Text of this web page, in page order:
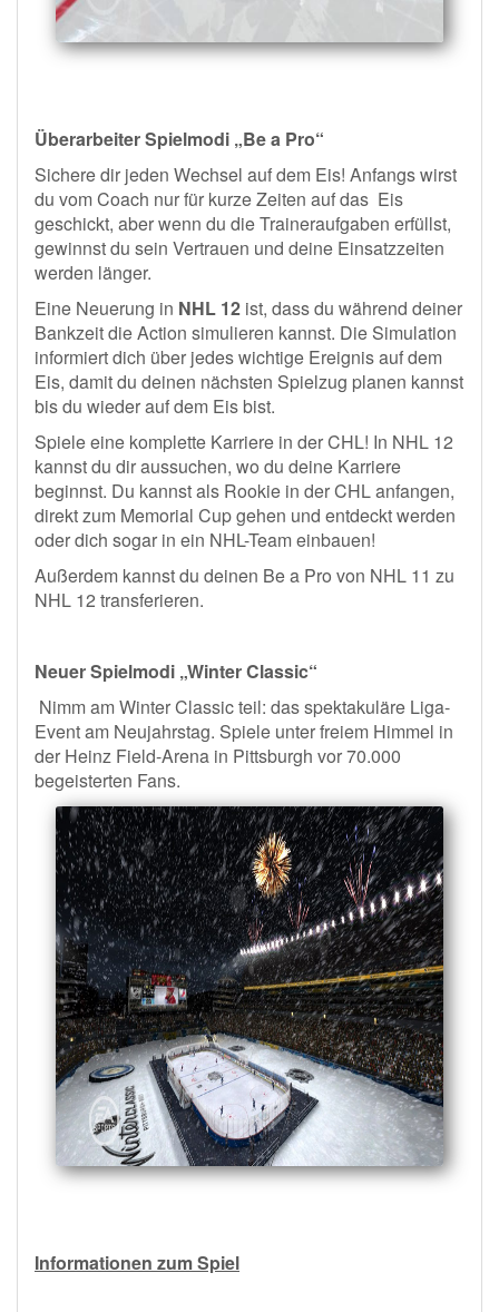
Überarbeiter Spielmodi „Be a Pro“
Sichere dir jeden Wechsel auf dem Eis! Anfangs wirst
du vom Coach nur für kurze Zeiten auf das Eis
geschickt, aber wenn du die Traineraufgaben erfüllst,
gewinnst du sein Vertrauen und deine Einsatzzeiten
werden länger.
Eine Neuerung in NHL 12 ist, dass du während deiner
Bankzeit die Action simulieren kannst. Die Simulation
informiert dich über jedes wichtige Ereignis auf dem
Eis, damit du deinen nächsten Spielzug planen kannst
bis du wieder auf dem Eis bist.
Spiele eine komplette Karriere in der CHL! In NHL 12
kannst du dir aussuchen, wo du deine Karriere
beginnst. Du kannst als Rookie in der CHL anfangen,
direkt zum Memorial Cup gehen und entdeckt werden
oder dich sogar in ein NHL-Team einbauen!
Außerdem kannst du deinen Be a Pro von NHL 11 zu
NHL 12 transferieren.
Neuer Spielmodi „Winter Classic“
Nimm am Winter Classic teil: das spektakuläre Liga-
Event am Neujahrstag. Spiele unter freiem Himmel in
der Heinz Field-Arena in Pittsburgh vor 70.000
begeisterten Fans.
Informationen zum Spiel